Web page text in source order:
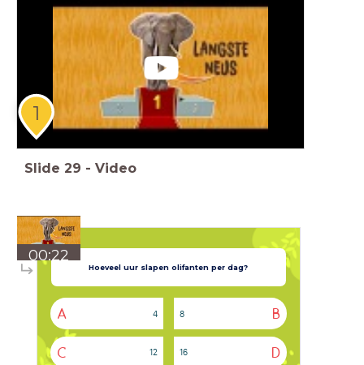
1
Slide 29 - Video
00:22
Hoeveel uur slapen olifanten per dag?
A 4 B
8
C 12 D
16